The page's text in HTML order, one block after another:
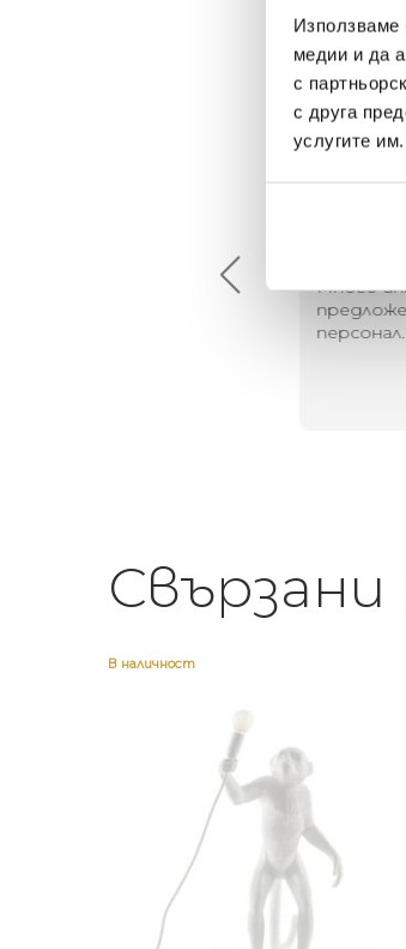
Използваме
медии и да
с
с друга
услугите им.
Много
персонал.
В наличност